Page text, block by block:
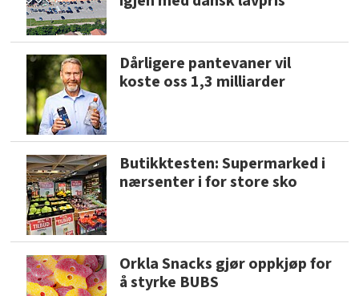
Dårligere pantevaner vil
koste oss 1,3 milliarder
Butikktesten: Supermarked i
nærsenter i for store sko
Orkla Snacks gjør oppkjøp for
å styrke BUBS